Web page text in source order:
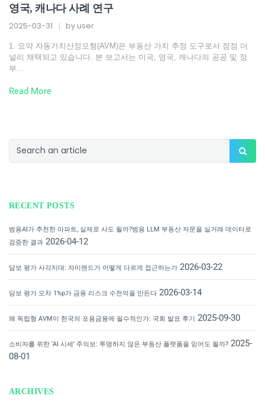
영국, 캐나다 사례 연구
2025-03-31 by user
1. 요약 자동가치산정모형(AVM)은 부동산 가치 추정 도구로서 점점 더
널리 채택되고 있습니다. 본 보고서는 미국, 영국, 캐나다의 공공 및 정
부…
Read More
RECENT POSTS
범용AI가 추천한 아파트, 실제로 사도 될까?범용 LLM 부동산 자문을 실거래 데이터로
검증한 결과 2026-04-12
담보 평가 사각지대: 자이랜드가 어떻게 다르게 접근하는가 2026-03-22
담보 평가 오차 1%p가 금융 리스크 수천억을 만든다 2026-03-14
왜 독립형 AVM이 한국의 포용금융에 필수적인가: 국회 발표 후기 2025-09-30
소비자를 위한 ‘AI 시세’ 주의보: 투명하지 않은 부동산 플랫폼을 믿어도 될까? 2025-
08-01
ARCHIVES